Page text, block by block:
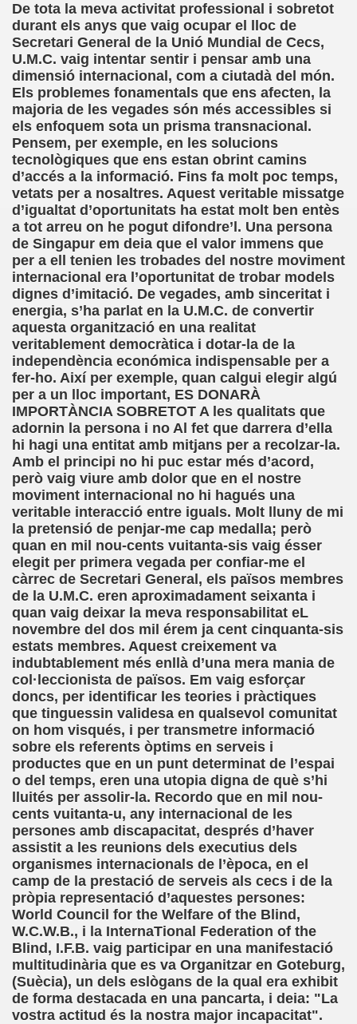
De tota la meva activitat professional i sobretot
durant els anys que vaig ocupar el lloc de
Secretari General de la Unió Mundial de Cecs,
U.M.C. vaig intentar sentir i pensar amb una
dimensió internacional, com a ciutadà del món.
Els problemes fonamentals que ens afecten, la
majoria de les vegades són més accessibles si
els enfoquem sota un prisma transnacional.
Pensem, per exemple, en les solucions
tecnològiques que ens estan obrint camins
d’accés a la informació. Fins fa molt poc temps,
vetats per a nosaltres. Aquest veritable missatge
d’igualtat d’oportunitats ha estat molt ben entès
a tot arreu on he pogut difondre’l. Una persona
de Singapur em deia que el valor immens que
per a ell tenien les trobades del nostre moviment
internacional era l’oportunitat de trobar models
dignes d’imitació. De vegades, amb sinceritat i
energia, s’ha parlat en la U.M.C. de convertir
aquesta organització en una realitat
veritablement democràtica i dotar-la de la
independència económica indispensable per a
fer-ho. Així per exemple, quan calgui elegir algú
per a un lloc important, ES DONARÀ
IMPORTÀNCIA SOBRETOT A les qualitats que
adornin la persona i no Al fet que darrera d’ella
hi hagi una entitat amb mitjans per a recolzar-la.
Amb el principi no hi puc estar més d’acord,
però vaig viure amb dolor que en el nostre
moviment internacional no hi hagués una
veritable interacció entre iguals. Molt lluny de mi
la pretensió de penjar-me cap medalla; però
quan en mil nou-cents vuitanta-sis vaig ésser
elegit per primera vegada per confiar-me el
càrrec de Secretari General, els països membres
de la U.M.C. eren aproximadament seixanta i
quan vaig deixar la meva responsabilitat eL
novembre del dos mil érem ja cent cinquanta-sis
estats membres. Aquest creixement va
indubtablement més enllà d’una mera mania de
col·leccionista de països. Em vaig esforçar
doncs, per identificar les teories i pràctiques
que tinguessin validesa en qualsevol comunitat
on hom visqués, i per transmetre informació
sobre els referents òptims en serveis i
productes que en un punt determinat de l’espai
o del temps, eren una utopia digna de què s’hi
lluités per assolir-la. Recordo que en mil nou-
cents vuitanta-u, any internacional de les
persones amb discapacitat, després d’haver
assistit a les reunions dels executius dels
organismes internacionals de l’època, en el
camp de la prestació de serveis als cecs i de la
pròpia representació d’aquestes persones:
World Council for the Welfare of the Blind,
W.C.W.B., i la InternaTional Federation of the
Blind, I.F.B. vaig participar en una manifestació
multitudinària que es va Organitzar en Goteburg,
(Suècia), un dels eslògans de la qual era exhibit
de forma destacada en una pancarta, i deia: "La
vostra actitud és la nostra major incapacitat".
Gayoso)
Valdes)
Adolfo Bécquer)
(Anónimo)
Amicis)
Caminantes, Cuento LIII (Juan de Timoneda)
Indostánica (Anónimo)
Hesse)
(Saúl Orea Mateo)
Cecilia Bohl de Faber)
XXXIV (Infante Don Juan Manuel)
Bayé)
(Enric Bayé)
Gila)
Casona)
(Roberto Enjuto)